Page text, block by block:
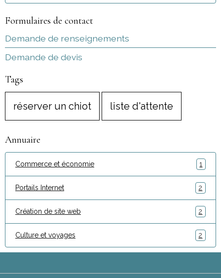
Formulaires de contact
Demande de renseignements
Demande de devis
Tags
réserver un chiot liste d'attente
Annuaire
Commerce et économie 1
Portails Internet 2
Création de site web 2
Culture et voyages 2